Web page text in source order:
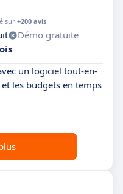
sur +200 avis
Démo gratuite
un logiciel tout-en-
les budgets en temps